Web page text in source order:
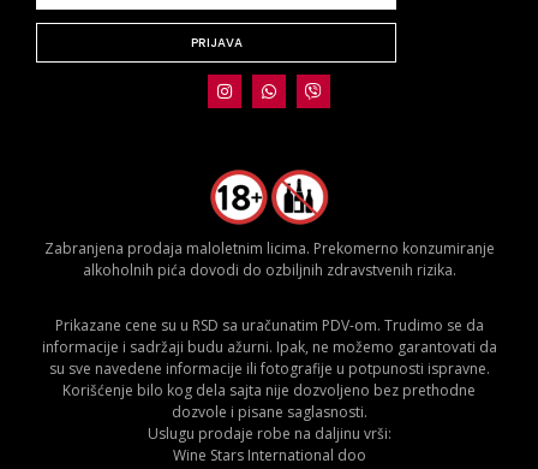
PRIJAVA
Zabranjena prodaja maloletnim licima. Prekomerno konzumiranje
alkoholnih pića dovodi do ozbiljnih zdravstvenih rizika.
Prikazane cene su u RSD sa uračunatim PDV-om. Trudimo se da
informacije i sadržaji budu ažurni. Ipak, ne možemo garantovati da
su sve navedene informacije ili fotografije u potpunosti ispravne.
Korišćenje bilo kog dela sajta nije dozvoljeno bez prethodne
dozvole i pisane saglasnosti.
Uslugu prodaje robe na daljinu vrši:
Wine Stars International doo